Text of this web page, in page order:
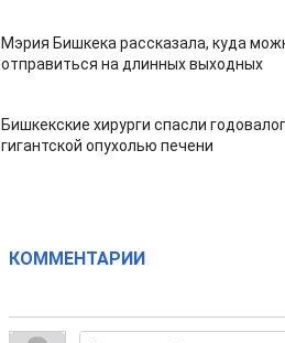
Мэрия Бишкека рассказала, куда
отправиться на длинных выходных
Бишкекские хирурги спасли
гигантской опухолью печени
КОММЕНТАРИИ